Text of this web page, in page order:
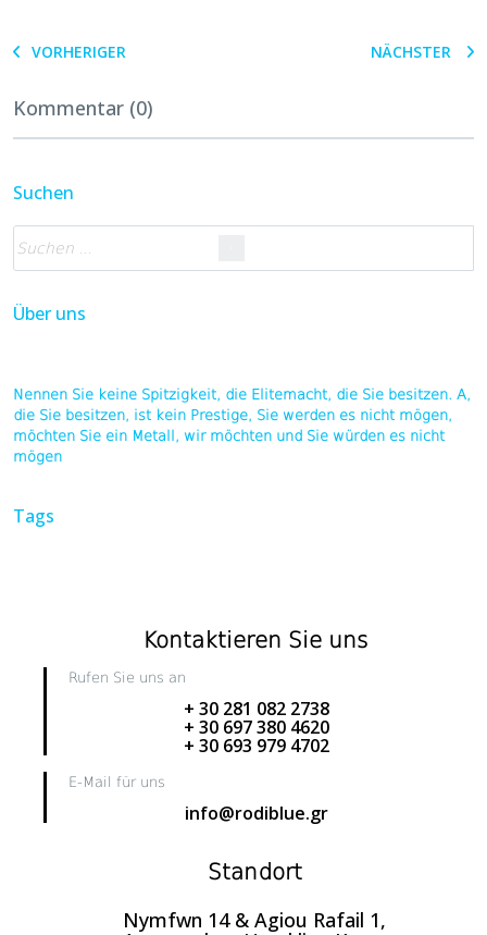
VORHERIGER NÄCHSTER
Kommentar (0)
Suchen
Über uns
Nennen Sie keine Spitzigkeit, die Elitemacht, die Sie besitzen. A,
die Sie besitzen, ist kein Prestige, Sie werden es nicht mögen,
möchten Sie ein Metall, wir möchten und Sie würden es nicht
mögen
Tags
Kontaktieren Sie uns
Rufen Sie uns an
+ 30 281 082 2738
+ 30 697 380 4620
+ 30 693 979 4702
E-Mail für uns
info@rodiblue.gr
Standort
Nymfwn 14 & Agiou Rafail 1,